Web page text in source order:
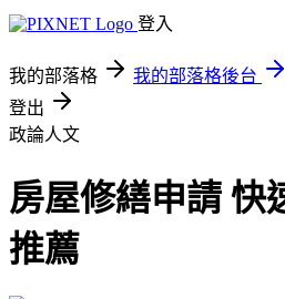
登入
我的部落格 我的部落格後台
登出
政論人文
房屋修繕申請 快
推薦